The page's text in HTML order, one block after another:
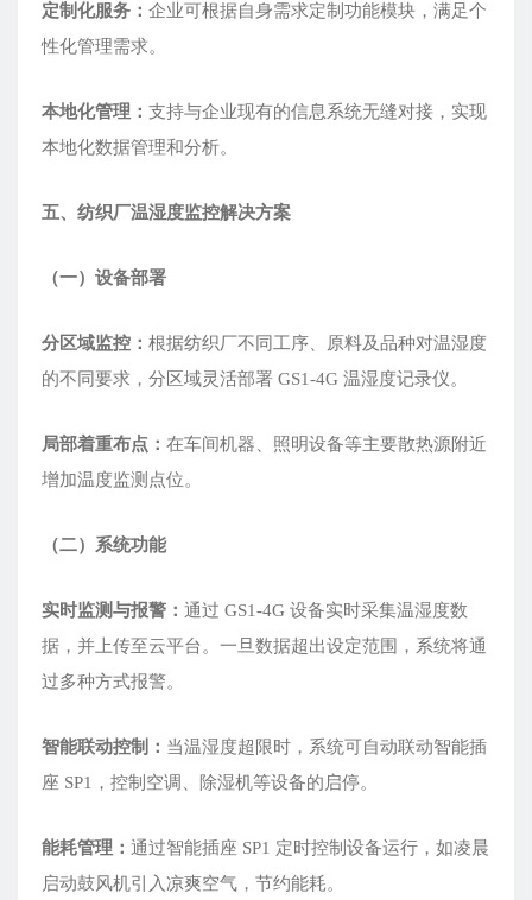
定制化服务： 企业可根据自身需求定制功能模块，满足个
性化管理需求。
本地化管理： 支持与企业现有的信息系统无缝对接，实现
本地化数据管理和分析。
五、纺织厂温湿度监控解决方案
（一）设备部署
分区域监控： 根据纺织厂不同工序、原料及品种对温湿度
的不同要求，分区域灵活部署 GS1-4G 温湿度记录仪。
局部着重布点： 在车间机器、照明设备等主要散热源附近
增加温度监测点位。
（二）系统功能
实时监测与报警： 通过 GS1-4G 设备实时采集温湿度数
据，并上传至云平台。一旦数据超出设定范围，系统将通
过多种方式报警。
智能联动控制： 当温湿度超限时，系统可自动联动智能插
座 SP1，控制空调、除湿机等设备的启停。
能耗管理： 通过智能插座 SP1 定时控制设备运行，如凌晨
启动鼓风机引入凉爽空气，节约能耗。